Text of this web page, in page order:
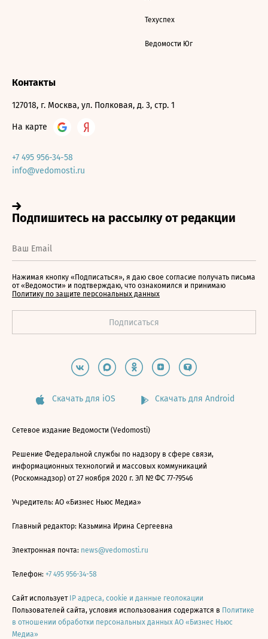
Техуспех
Ведомости Юг
Контакты
127018, г. Москва, ул. Полковая, д. 3, стр. 1
На карте
+7 495 956-34-58
info@vedomosti.ru
Нажимая кнопку «Подписаться», я даю свое согласие получать письма
от «Ведомости» и подтверждаю, что ознакомился и принимаю
Политику по защите персональных данных
Скачать для iOS Скачать для Android
Сетевое издание Ведомости (Vedomosti)
Решение Федеральной службы по надзору в сфере связи,
информационных технологий и массовых коммуникаций
(Роскомнадзор) от 27 ноября 2020 г. ЭЛ № ФС 77-79546
Учредитель: АО «Бизнес Ньюс Медиа»
Главный редактор: Казьмина Ирина Сергеевна
Электронная почта: news@vedomosti.ru
Телефон: +7 495 956-34-58
Сайт использует IP адреса, cookie и данные геолокации
Пользователей сайта, условия использования содержатся в Политике
в отношении обработки персональных данных АО «Бизнес Ньюс
Медиа»